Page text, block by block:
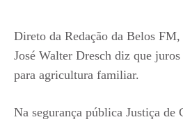
Direto da Redação da Belos FM,
José Walter Dresch diz que
para agricultura familiar.
Na segurança pública Justiça